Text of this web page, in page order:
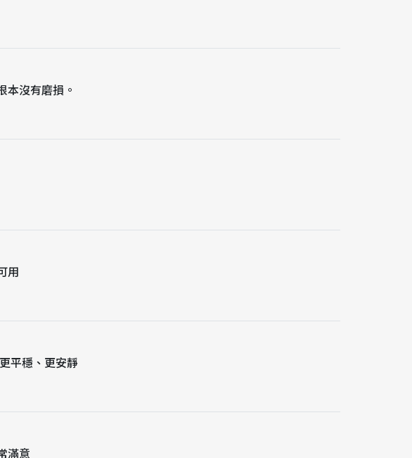
本沒有磨損。
用
平穩、更安靜
滿意